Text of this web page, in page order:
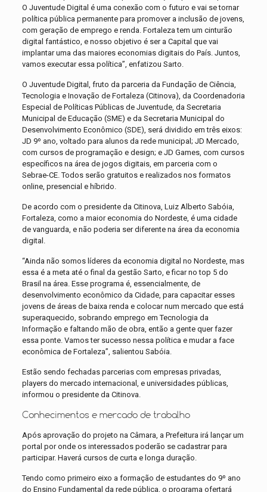
O Juventude Digital é uma conexão com o futuro e vai se tornar
política pública permanente para promover a inclusão de jovens,
com geração de emprego e renda. Fortaleza tem um cinturão
digital fantástico, e nosso objetivo é ser a Capital que vai
implantar uma das maiores economias digitais do País. Juntos,
vamos executar essa política”, enfatizou Sarto.
O Juventude Digital, fruto da parceria da Fundação de Ciência,
Tecnologia e Inovação de Fortaleza (Citinova), da Coordenadoria
Especial de Políticas Públicas de Juventude, da Secretaria
Municipal de Educação (SME) e da Secretaria Municipal do
Desenvolvimento Econômico (SDE), será dividido em três eixos:
JD 9º ano, voltado para alunos da rede municipal; JD Mercado,
com cursos de programação e design; e JD Games, com cursos
específicos na área de jogos digitais, em parceria com o
Sebrae-CE. Todos serão gratuitos e realizados nos formatos
online, presencial e híbrido.
De acordo com o presidente da Citinova, Luiz Alberto Sabóia,
Fortaleza, como a maior economia do Nordeste, é uma cidade
de vanguarda, e não poderia ser diferente na área da economia
digital.
“Ainda não somos líderes da economia digital no Nordeste, mas
essa é a meta até o final da gestão Sarto, e ficar no top 5 do
Brasil na área. Esse programa é, essencialmente, de
desenvolvimento econômico da Cidade, para capacitar esses
jovens de áreas de baixa renda e colocar num mercado que está
superaquecido, sobrando emprego em Tecnologia da
Informação e faltando mão de obra, então a gente quer fazer
essa ponte. Vamos ter sucesso nessa política e mudar a face
econômica de Fortaleza”, salientou Sabóia.
Estão sendo fechadas parcerias com empresas privadas,
players do mercado internacional, e universidades públicas,
informou o presidente da Citinova.
Conhecimentos e mercado de trabalho
Após aprovação do projeto na Câmara, a Prefeitura irá lançar um
portal por onde os interessados poderão se cadastrar para
participar. Haverá cursos de curta e longa duração.
Tendo como primeiro eixo a formação de estudantes do 9º ano
do Ensino Fundamental da rede pública, o programa ofertará